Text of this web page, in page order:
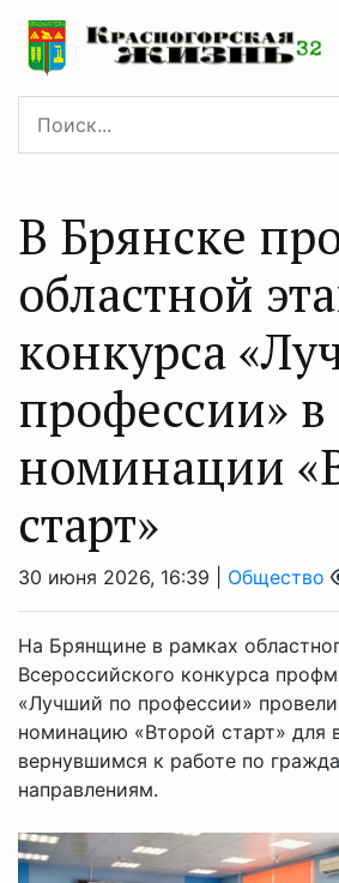
В Брянске
областной
конкурса
профессии» в
номинации
старт»
30 июня 2026, 16:39 | Общество
На Брянщине в рамках
Всероссийского конкурса
«Лучший по профессии»
номинацию «Второй старт» для
вернувшимся к работе по
направлениям.